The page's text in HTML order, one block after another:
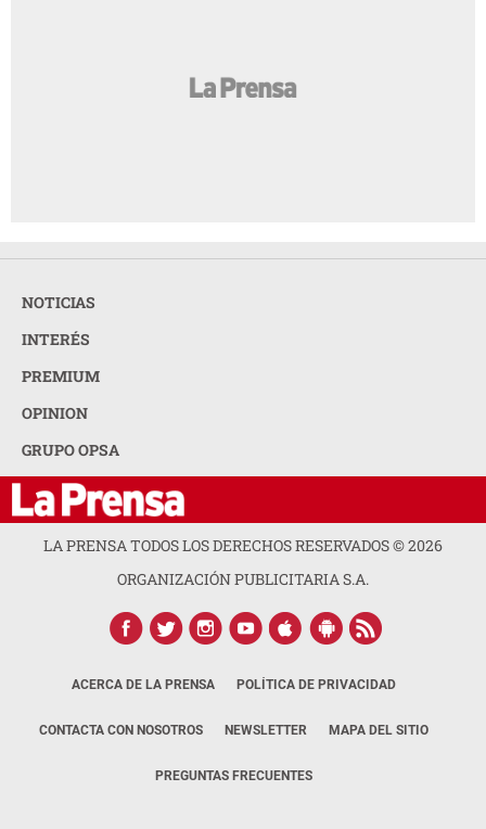
NOTICIAS
INTERÉS
PREMIUM
OPINION
GRUPO OPSA
LA PRENSA TODOS LOS DERECHOS RESERVADOS ©2026
ORGANIZACIÓN PUBLICITARIA S.A.
ACERCA DE LA PRENSA POLÍTICA DE PRIVACIDAD
CONTACTA CON NOSOTROS NEWSLETTER MAPA DEL SITIO
PREGUNTAS FRECUENTES